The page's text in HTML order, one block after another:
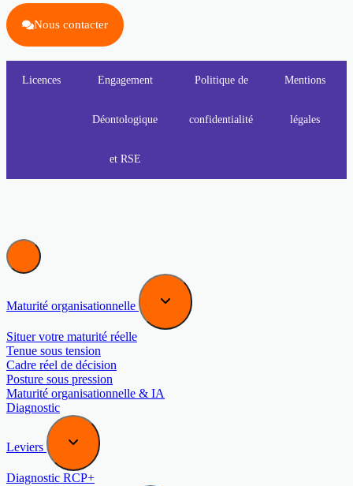
Nous contacter
Licences Engagement
Déontologique
et RSE
Politique de
confidentialité
Mentions
légales
Maturité organisationnelle
Situer votre maturité réelle
Tenue sous tension
Cadre réel de décision
Posture sous pression
Maturité organisationnelle & IA
Diagnostic
Leviers
Diagnostic RCP+